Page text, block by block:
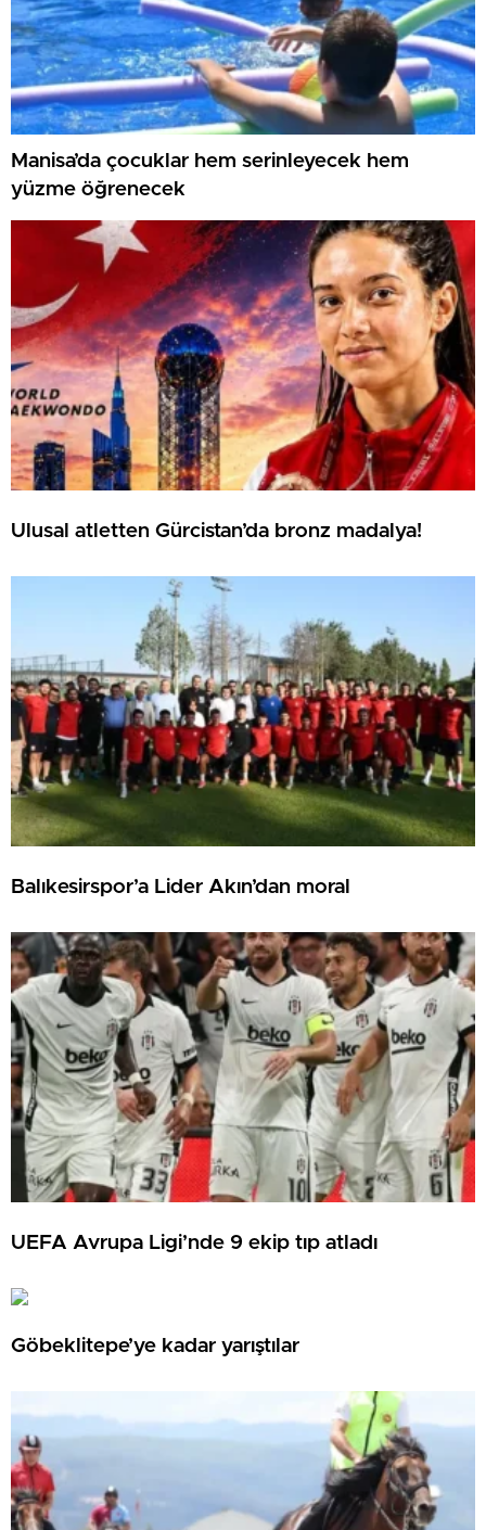
Manisa’da çocuklar hem serinleyecek hem
yüzme öğrenecek
Ulusal atletten Gürcistan’da bronz madalya!
Balıkesirspor’a Lider Akın’dan moral
UEFA Avrupa Ligi’nde 9 ekip tıp atladı
Göbeklitepe’ye kadar yarıştılar